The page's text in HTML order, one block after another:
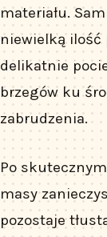
materiału.
niewielką ilość
delikatnie
brzegów ku
zabrudzenia.
Po
masy
pozostaje